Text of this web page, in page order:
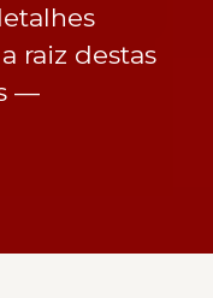
raiz destas
—